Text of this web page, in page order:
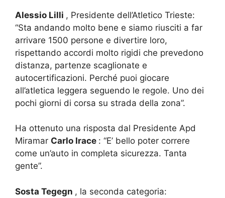
Alessio Lilli , Presidente dell’Atletico Trieste:
“Sta andando molto bene e siamo riusciti a far
arrivare 1500 persone e divertire loro,
rispettando accordi molto rigidi che prevedono
distanza, partenze scaglionate e
autocertificazioni. Perché puoi giocare
all’atletica leggera seguendo le regole. Uno dei
pochi giorni di corsa su strada della zona”.
Ha ottenuto una risposta dal Presidente Apd
Miramar Carlo Irace : “E’ bello poter correre
come un’auto in completa sicurezza. Tanta
gente”.
Sosta Tegegn , la seconda categoria: